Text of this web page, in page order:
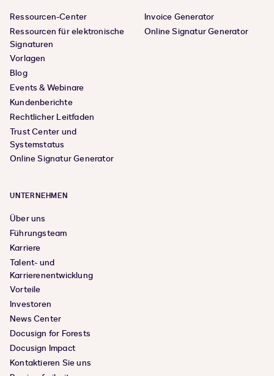
Ressourcen-Center
Ressourcen für elektronische
Signaturen
Vorlagen
Blog
Events & Webinare
Kundenberichte
Rechtlicher Leitfaden
Trust Center und
Systemstatus
Online Signatur Generator
Invoice Generator
Online Signatur Generator
UNTERNEHMEN
Über uns
Führungsteam
Karriere
Talent- und
Karrierenentwicklung
Vorteile
Investoren
News Center
Docusign for Forests
Docusign Impact
Kontaktieren Sie uns